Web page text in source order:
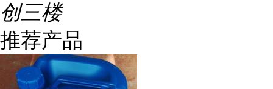
创三楼
推荐产品